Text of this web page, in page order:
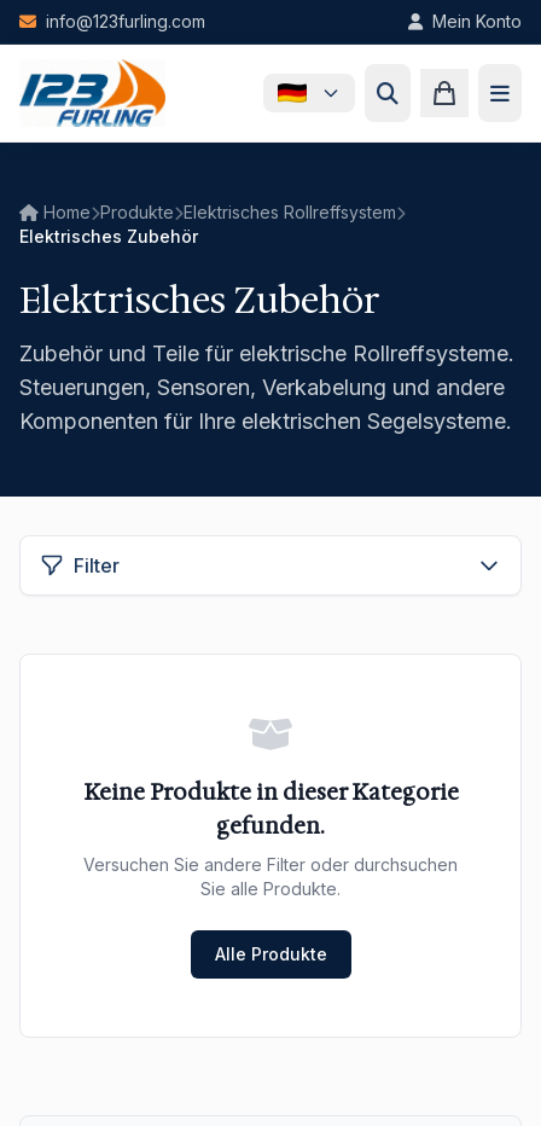
Skip to main content
info@123furling.com Mein Konto
Home Produkte Elektrisches Rollreffsystem
Elektrisches Zubehör
Elektrisches Zubehör
Zubehör und Teile für elektrische Rollreffsysteme.
Steuerungen, Sensoren, Verkabelung und andere
Komponenten für Ihre elektrischen Segelsysteme.
Filter
Keine Produkte in dieser Kategorie
gefunden.
Versuchen Sie andere Filter oder durchsuchen
Sie alle Produkte.
Alle Produkte